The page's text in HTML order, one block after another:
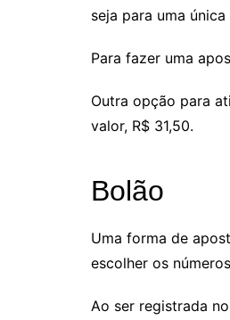
seja para uma
Para fazer uma
Outra opção para
valor, R$ 31,50.
Bolão
Uma forma de
escolher os
Ao ser registrada